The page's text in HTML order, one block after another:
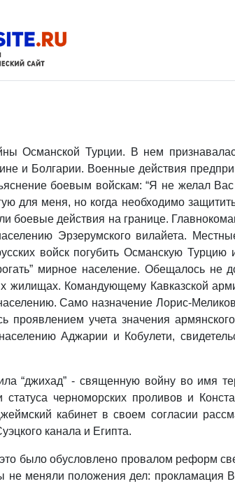
Османской Турции. В нем
и Болгарии. Военные действия
боевым войскам: “Я не желал Вас
меня, но когда необходимо
боевые действия на границе.
Эрзерумского вилайета.
войск погубить Османскую Турцию
мирное население. Обещалось не
Командующему Кавказской
Само назначение Лорис-
проявлением учета значения
Аджарии и Кобулети,
“джихад” - священную войну во имя
черноморских проливов и
кабинет в своем согласии
канала и Египта.
было обусловлено провалом реформ
не меняли положения дел: прокламация